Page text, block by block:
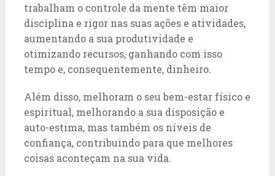
trabalham o controle da mente têm maior
disciplina e rigor nas suas ações e atividades,
aumentando a sua produtividade e
otimizando recursos, ganhando com isso
tempo e, consequentemente, dinheiro.
Além disso, melhoram o seu bem-estar físico e
espiritual, melhorando a sua disposição e
auto-estima, mas também os níveis de
confiança, contribuindo para que melhores
coisas aconteçam na sua vida.